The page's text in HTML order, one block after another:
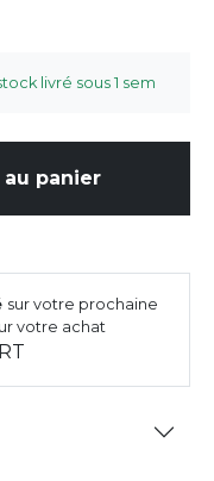
livré sous 1 sem
panier
sur votre prochaine
votre achat